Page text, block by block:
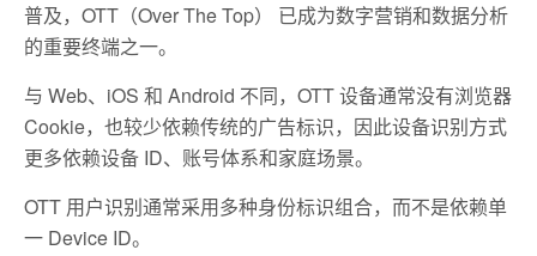
普及，OTT（Over The Top） 已成为数字营销和数据分析
的重要终端之一。
与 Web、iOS 和 Android 不同，OTT 设备通常没有浏览器
Cookie，也较少依赖传统的广告标识，因此设备识别方式
更多依赖设备 ID、账号体系和家庭场景。
OTT 用户识别通常采用多种身份标识组合，而不是依赖单
一 Device ID。